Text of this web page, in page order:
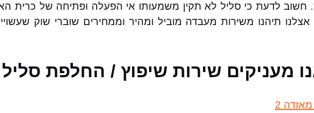
חשוב לדעת כי סליל לא תקין משמעותו אי הפעלה ופתיחה של כרית
תיהנו משירות מעבדה מוביל ומהיר וממחירים שוברי שוק
מעניקים שירות שיפוץ / החלפת סליל
2